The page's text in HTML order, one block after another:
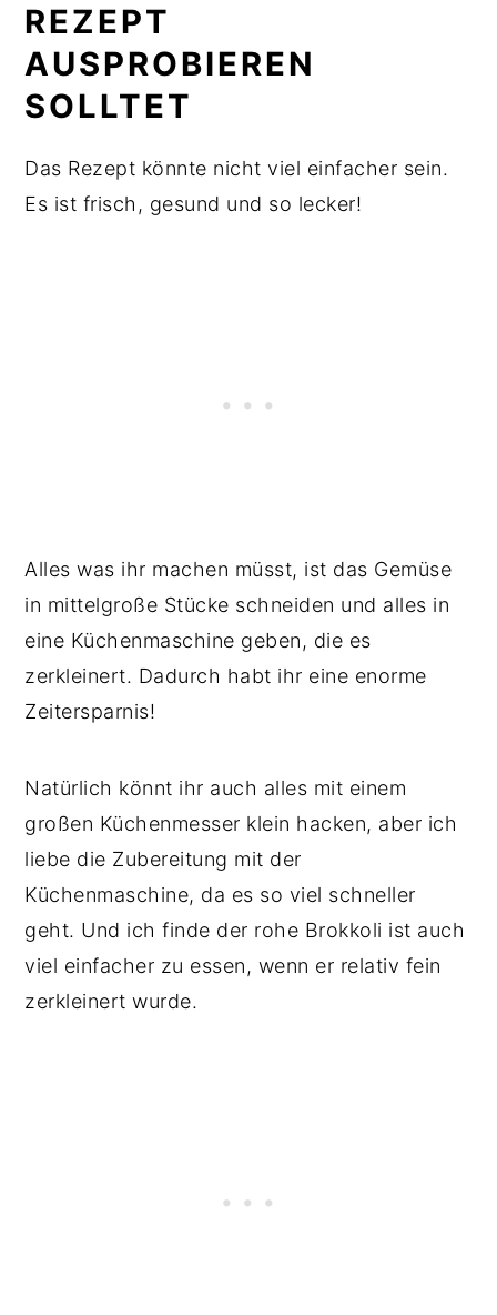
REZEPT
AUSPROBIEREN
SOLLTET
Das Rezept könnte nicht viel einfacher sein.
Es ist frisch, gesund und so lecker!
Alles was ihr machen müsst, ist das Gemüse
in mittelgroße Stücke schneiden und alles in
eine Küchenmaschine geben, die es
zerkleinert. Dadurch habt ihr eine enorme
Zeitersparnis!
Natürlich könnt ihr auch alles mit einem
großen Küchenmesser klein hacken, aber ich
liebe die Zubereitung mit der
Küchenmaschine, da es so viel schneller
geht. Und ich finde der rohe Brokkoli ist auch
viel einfacher zu essen, wenn er relativ fein
zerkleinert wurde.